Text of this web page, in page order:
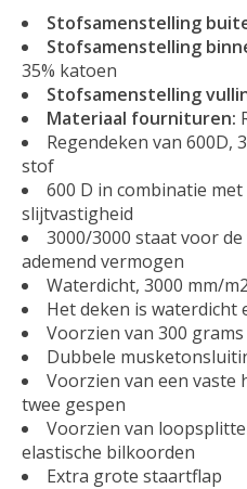
Stofsamenstelling
Stofsamenstelling
35% katoen
Stofsamenstelling
Materiaal fournituren:
Regendeken van
stof
600 D in combinatie
slijtvastigheid
3000/3000 staat voor
ademend vermogen
Waterdicht, 3000 mm/m2
Het deken is waterdicht
Voorzien van 300
Dubbele
Voorzien van een vaste
twee gespen
Voorzien van
elastische bilkoorden
Extra grote staartflap